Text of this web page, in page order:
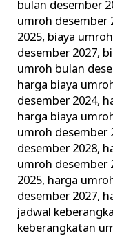
bulan desember
umroh desember
2025, biaya
desember 2027,
umroh bulan
harga biaya
desember 2024,
harga biaya
umroh desember
desember 2028,
umroh desember
2025, harga
desember 2027,
jadwal
keberangkatan